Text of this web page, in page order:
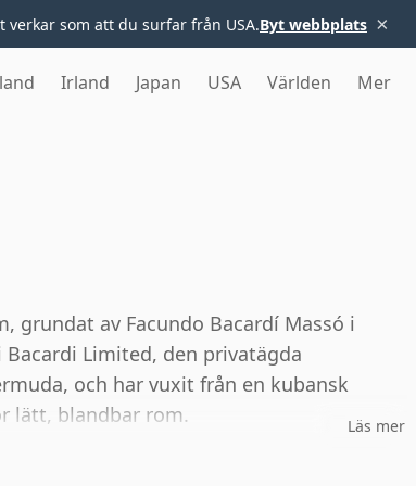
verkar som att du surfar från USA.Byt webbplats ×
Irland Japan USA Världen Mer
grundat av Facundo Bacardí Massó i
Limited, den privatägda
och har vuxit från en kubansk
lätt, blandbar rom.
Läs mer